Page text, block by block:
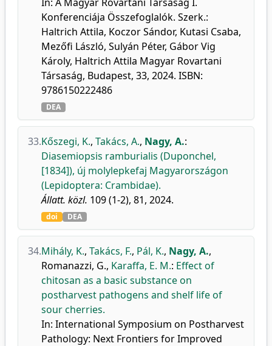
Konferenciája Összefoglalók. Szerk.:
Haltrich Attila, Koczor Sándor, Kutasi Csaba,
Mezőfi László, Sulyán Péter, Gábor Vig
Károly, Haltrich Attila Magyar Rovartani
Társaság, Budapest, 33, 2024. ISBN:
9786150222486
DEA
33.Kőszegi, K., Takács, A., Nagy, A.:
Diasemiopsis ramburialis (Duponchel,
[1834]), új molylepkefaj Magyarországon
(Lepidoptera: Crambidae).
Állatt. közl. 109 (1-2), 81, 2024.
doi DEA
34.Mihály, K., Takács, F., Pál, K., Nagy, A.,
Romanazzi, G., Karaffa, E. M.: Effect of
chitosan as a basic substance on
postharvest pathogens and shelf life of
sour cherries.
In: International Symposium on Postharvest
Pathology: Next Frontiers for Improved